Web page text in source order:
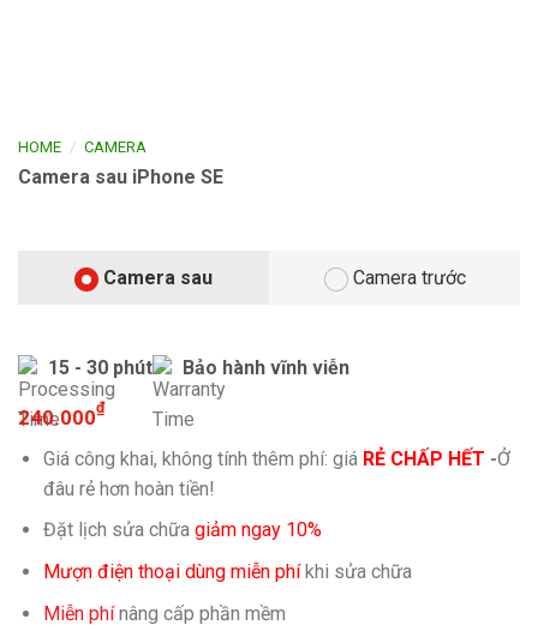
HOME / CAMERA
Camera sau iPhone SE
Camera sau Camera trước
15 - 30 phút Bảo hành vĩnh viễn
240.000₫
Giá công khai, không tính thêm phí: giá RẺ CHẤP HẾT -Ở
đâu rẻ hơn hoàn tiền!
Đặt lịch sửa chữa giảm ngay 10%
Mượn điện thoại dùng miễn phíkhi sửa chữa
Miễn phínâng cấp phần mềm